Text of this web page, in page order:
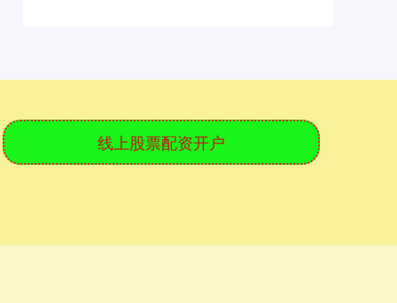
线上股票配资开户